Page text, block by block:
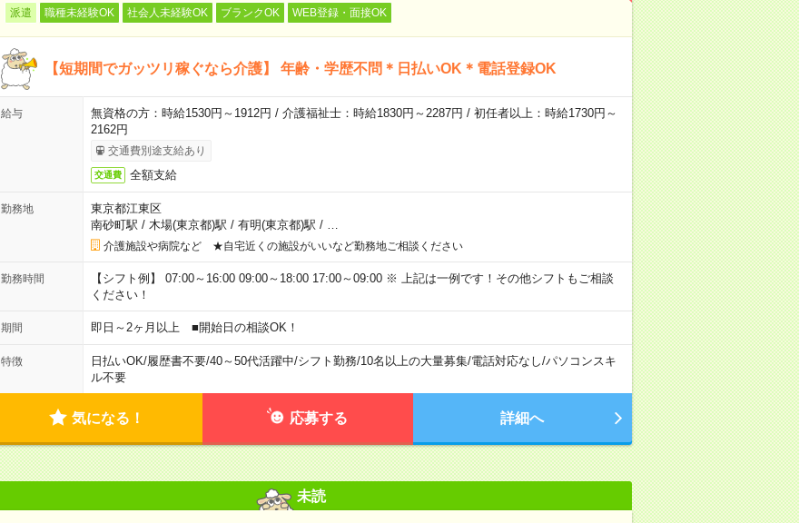
派遣 職種未経験OK 社会人未経験OK ブランクOK WEB登録・面接OK
【短期間でガッツリ稼ぐなら介護】 年齢・学歴不問＊日払いOK＊電話登録OK
給与
無資格の方：時給1530円～1912円 / 介護福祉士：時給1830円～2287円 / 初任者以上：時給1730円～
2162円
交通費別途支給あり
交通費 全額支給
勤務地
東京都江東区
南砂町駅 / 木場(東京都)駅 / 有明(東京都)駅 /
介護施設や病院など ★自宅近くの施設がいいなど勤務地ご相談ください
勤務時間
【シフト例】 07:00～16:00 09:00～18:00 17:00～09:00 ※ 上記は一例です！その他シフトもご相談
ください！
期間 即日～2ヶ月以上 ■開始日の相談OK！
特徴 日払いOK/履歴書不要/40～50代活躍中/シフト勤務/10名以上の大量募集/電話対応なし/パソコンスキ
ル不要
気になる！ 応募する 詳細へ
未読